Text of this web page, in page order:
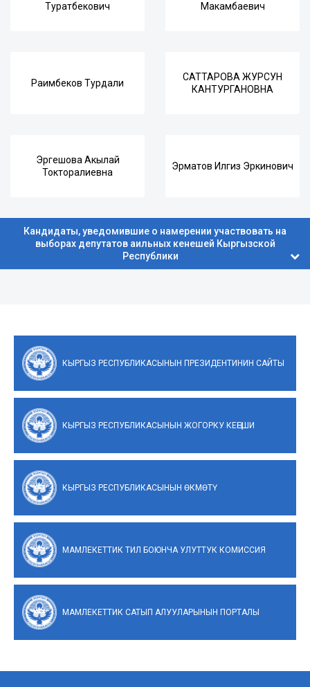
Туратбекович
Макамбаевич
Раимбеков Турдали
САТТАРОВА ЖУРСУН
КАНТУРГАНОВНА
Эргешова Акылай
Токторалиевна
Эрматов Илгиз Эркинович
Кандидаты, уведомившие о намерении участвовать на
выборах депутатов аильных кенешей Кыргызской
Республики
КЫРГЫЗ РЕСПУБЛИКАСЫНЫН ПРЕЗИДЕНТИНИН САЙТЫ
КЫРГЫЗ РЕСПУБЛИКАСЫНЫН ЖОГОРКУ КЕҢЕШИ
КЫРГЫЗ РЕСПУБЛИКАСЫНЫН ӨКМӨТҮ
МАМЛЕКЕТТИК ТИЛ БОЮНЧА УЛУТТУК КОМИССИЯ
МАМЛЕКЕТТИК САТЫП АЛУУЛАРЫНЫН ПОРТАЛЫ